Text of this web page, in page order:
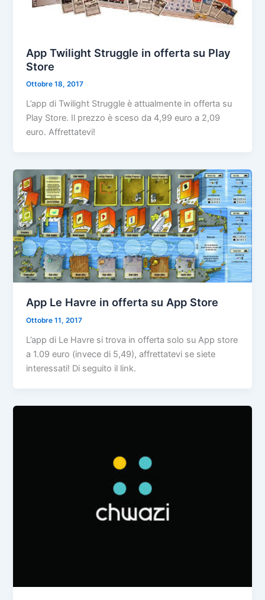
App Twilight Struggle in offerta su Play
Store
Ottobre 18, 2017
L’app di Twilight Struggle è attualmente in offerta su
Play Store. Il prezzo è sceso da 4,99 euro a 2,09
euro. Affrettatevi!
App Le Havre in offerta su App Store
Ottobre 11, 2017
L’app di Le Havre si trova in offerta solo su App store
a 1.09 euro (invece di 5,49), affrettatevi se siete
interessati! Di seguito il link.